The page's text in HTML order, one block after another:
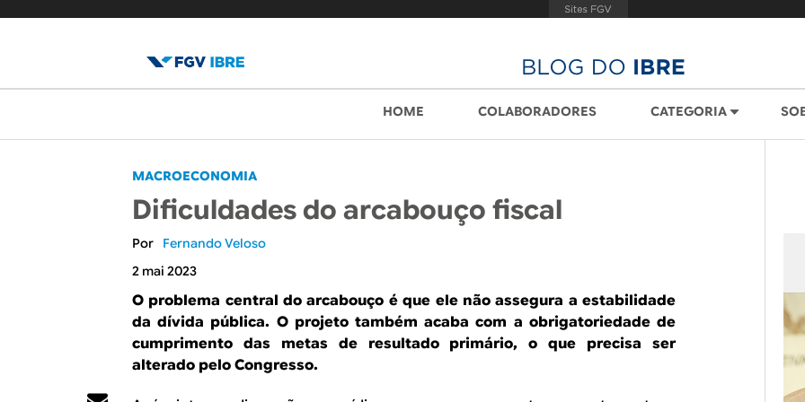
l
o
g
d
o
I
B
u
p
r
i
n
c
i
HOME COLABORADORES CATEGORIA
MACROECONOMIA
Dificuldades do arcabouço fiscal
Fernando Veloso
2 mai 2023
O problema central do arcabouço é que ele não assegura a estabilidade
da dívida pública. O projeto também acaba com a obrigatoriedade de
cumprimento das metas de resultado primário, o que precisa ser
alterado pelo Congresso.